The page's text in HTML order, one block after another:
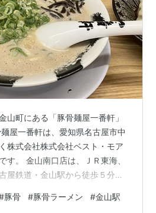
山町にある「豚骨麺屋一番軒」
屋一番軒は、愛知県名古屋市中
株式会社株式会社ベスト・モア
す。 金山南口店は、ＪＲ東海、
屋鉄道・金山駅から徒歩５分の
修行し、名古屋で店舗を立ち上
豚骨 #豚骨ラーメン #金山駅